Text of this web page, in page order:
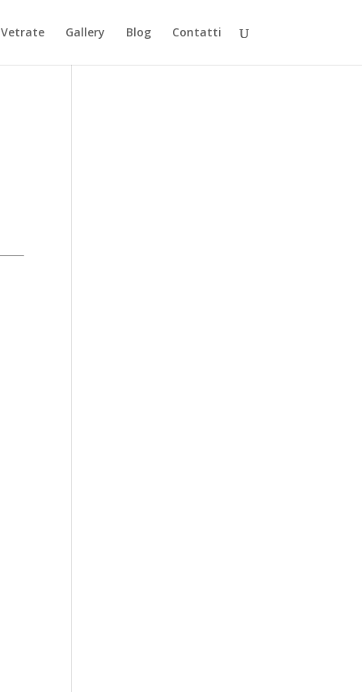
Vetrate Gallery Blog Contatti